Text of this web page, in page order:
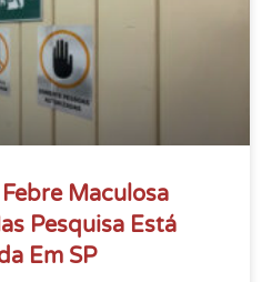
Maculosa
Pesquisa Está
Em SP